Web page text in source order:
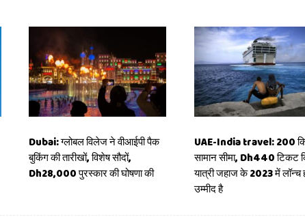
Dubai: ग्लोबल विलेज ने वीआईपी पैक
बुकिंग की तारीखों, विशेष सौदों,
Dh28,000 पुरस्कार की घोषणा की
UAE-India travel: 200
सामान सीमा, Dh440 टिकट
यात्री जहाज के 2023 में लॉन्च
उम्मीद है